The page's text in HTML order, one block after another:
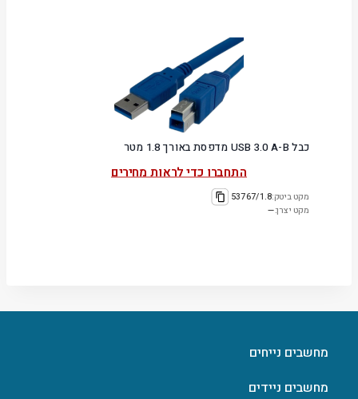
כבל USB 3.0 A-B מדפסת באורך 1.8 מטר
התחברו כדי לראות מחירים
מקט ביטק:53767/1.8
מקט יצרן:—
מחשבים נייחים
מחשבים ניידים